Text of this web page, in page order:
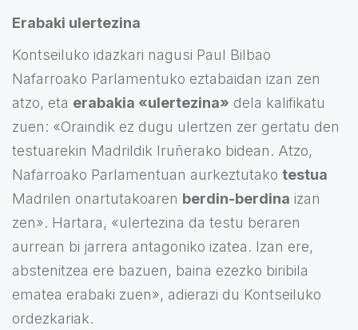
Erabaki ulertezina
Kontseiluko idazkari nagusi Paul Bilbao
Nafarroako Parlamentuko eztabaidan izan zen
atzo, eta erabakia «ulertezina» dela kalifikatu
zuen: «Oraindik ez dugu ulertzen zer gertatu den
testuarekin Madrildik Iruñerako bidean. Atzo,
Nafarroako Parlamentuan aurkeztutako testua
Madrilen onartutakoaren berdin-berdina izan
zen». Hartara, «ulertezina da testu beraren
aurrean bi jarrera antagoniko izatea. Izan ere,
abstenitzea ere bazuen, baina ezezko biribila
ematea erabaki zuen», adierazi du Kontseiluko
ordezkariak.